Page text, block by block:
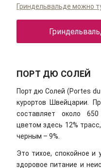
Гриндельвальде можно
ПОРТ ДЮ СОЛЕЙ
Порт дю Солей (Portes
курортов Швейцарии.
составляет около
цветом здесь 12%
черным – 9%.
Это тихое, спокойное и
здоровое питание и